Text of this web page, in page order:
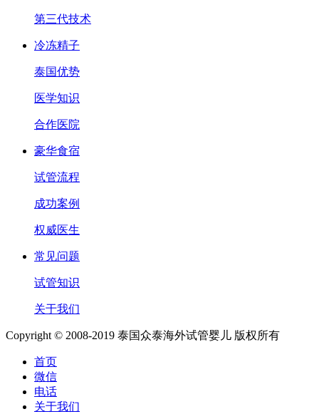
第三代技术
冷冻精子
泰国优势
医学知识
合作医院
豪华食宿
试管流程
成功案例
权威医生
常见问题
试管知识
关于我们
Copyright © 2008-2019 泰国众泰海外试管婴儿 版权所有
首页
微信
电话
关于我们